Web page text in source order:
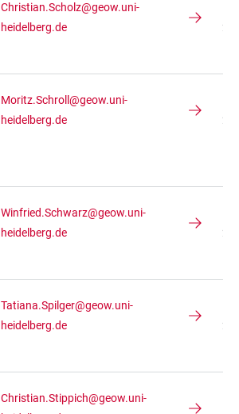
Christian.Scholz@geow.uni-
heidelberg.de
Moritz.Schroll@geow.uni-
heidelberg.de
Winfried.Schwarz@geow.uni-
heidelberg.de
Tatiana.Spilger@geow.uni-
heidelberg.de
Christian.Stippich@geow.uni-